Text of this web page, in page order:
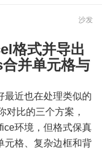
沙发
格式并导出
并单元格与
最近也在处理类似的
对比的三个方案，
环境，但格式保真
元格、复杂边框和背